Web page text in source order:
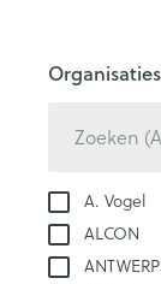
Organisaties
A. Vogel
ALCON